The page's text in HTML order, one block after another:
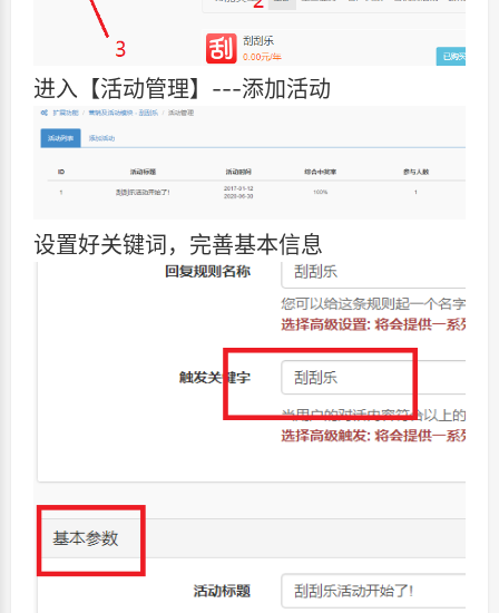
进入【活动管理】---添加活动
设置好关键词，完善基本信息